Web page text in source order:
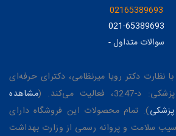
02165389693
021-65389693
سوالات متداول-
نظارت دکتر رویا میرنظامی، دکترای حرفه‌ای
فعالیت می‌کند. (
مشاهده
پزشکی). تمام محصولات این فروشگاه دارای
سلامت و پروانه رسمی از وزارت بهداشت